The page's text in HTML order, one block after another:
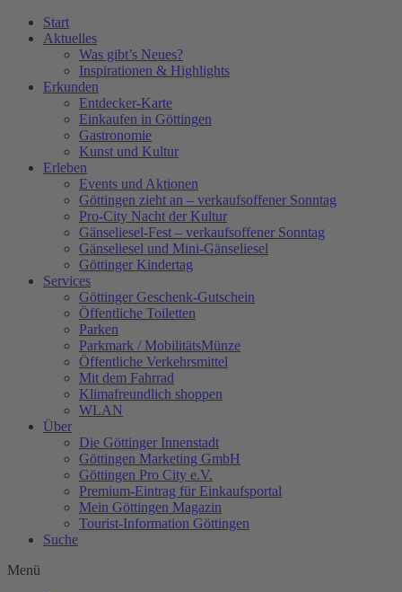
Zum
Inhalt
Start
Aktuelles
Was gibt’s Neues?
Inspirationen & Highlights
Erkunden
Entdecker-Karte
Einkaufen in Göttingen
Gastronomie
Kunst und Kultur
Erleben
Events und Aktionen
Göttingen zieht an – verkaufsoffener Sonntag
Pro-City Nacht der Kultur
Gänseliesel-Fest – verkaufsoffener Sonntag
Gänseliesel und Mini-Gänseliesel
Göttinger Kindertag
Services
Göttinger Geschenk-Gutschein
Öffentliche Toiletten
Parken
Parkmark / MobilitätsMünze
Öffentliche Verkehrsmittel
Mit dem Fahrrad
Klimafreundlich shoppen
WLAN
Über
Die Göttinger Innenstadt
Göttingen Marketing GmbH
Göttingen Pro City e.V.
Premium-Eintrag für Einkaufsportal
Mein Göttingen Magazin
Tourist-Information Göttingen
Suche
Menü